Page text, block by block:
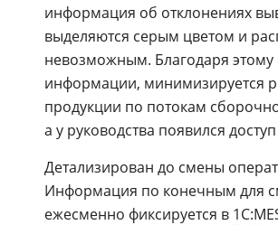
информация об отклонениях
выделяются серым цветом и
невозможным. Благодаря этому
информации, минимизируется
продукции по потокам
а у руководства появился
Детализирован до смены
Информация по конечным для
ежесменно фиксируется в